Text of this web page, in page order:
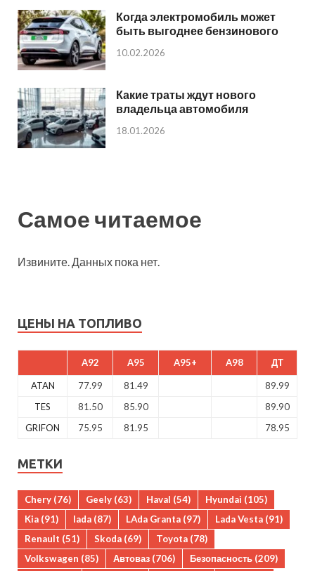
Когда электромобиль может
быть выгоднее бензинового
10.02.2026
Какие траты ждут нового
владельца автомобиля
18.01.2026
Самое читаемое
Извините. Данных пока нет.
ЦЕНЫ НА ТОПЛИВО
A92 A95 A95+ A98 ДТ
ATAN 77.99 81.49
89.99
TES
81.50 85.90
89.90
GRIFON
75.95 81.95 78.95
МЕТКИ
Chery (76) Geely (63) Haval (54) Hyundai (105)
Kia (91) lada (87) LAda Granta (97) Lada Vesta (91)
Renault (51) Skoda (69) Toyota (78)
Volkswagen (85) Автоваз (706) Безопасность (209)